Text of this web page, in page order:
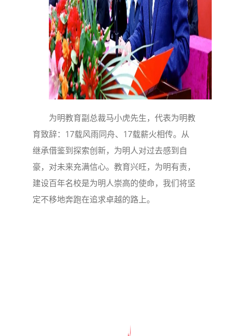
为明教育副总裁马小虎先生，代表为明教
育致辞：17载风雨同舟、17载薪火相传。从
继承借鉴到探索创新，为明人对过去感到自
豪，对未来充满信心。教育兴旺，为明有责，
建设百年名校是为明人崇高的使命，我们将坚
定不移地奔跑在追求卓越的路上。